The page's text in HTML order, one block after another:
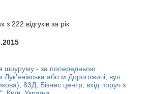
222 відгуків за рік
шоуруму - за попередньою
або м.Дорогожичі, вул.
83Д, Бізнес центр, вхід поруч з